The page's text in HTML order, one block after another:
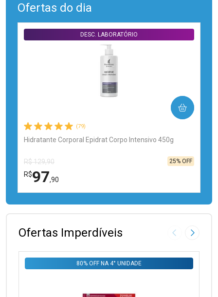
Ofertas do dia
(79)
Hidratante Corporal Epidrat Corpo Intensivo 450g
DESC. LABORATÓRIO
R$ 129,90
R$97,90
25% OFF
COMPRAR
FECHAR
FECHAR
Ofertas Imperdíveis Imagem
80% OFF NA 4° UNIDADE